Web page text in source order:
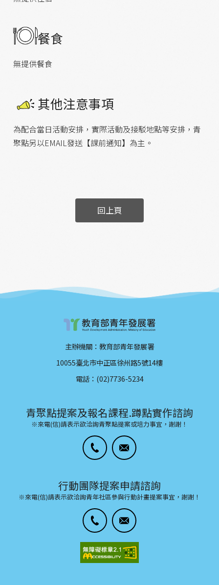
餐食
無提供餐食
其他注意事項
為配合當日活動安排，實際活動及接駁地點等安排，青
聚點另以EMAIL發送【課前通知】為主。
回上頁
主辦機關：教育部青年發展署
10055臺北市中正區徐州路5號14樓
電話：(02)7736-5234
青聚點提案及報名課程.蹲點實作諮詢
※來電(信)請表示欲洽詢青聚點提案或培力事宜，謝謝！
行動團隊提案申請諮詢
※來電(信)請表示欲洽詢青年社區參與行動計畫提案事宜，謝謝！